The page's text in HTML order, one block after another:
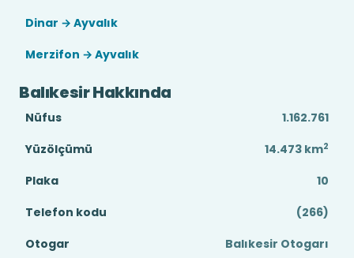
Dinar → Ayvalık
Merzifon → Ayvalık
Balıkesir Hakkında
Nüfus
1.162.761
Yüzölçümü
14.473 km2
Plaka
10
Telefon kodu
(266)
Otogar
Balıkesir Otogarı